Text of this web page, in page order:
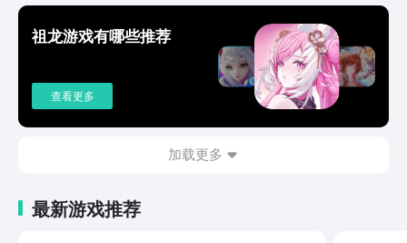
数便是玩家购买武器的货币。玩家需要通过不停的击败对
手或者赢得小局的胜利来获得点数，才可以不断的更换火
力更大的武器。除了连胜外，连败过程中同样会给玩家一
定的点数，以激励玩家打破连败。以上就是“王牌战士2下
载安装”的全部内容了。不得不说，王牌战士2还是有很多
创新的点的，但是其上线时间暂未公布，大家可以去九游
app的游戏专区里了解第一手的资讯。
祖龙游戏有哪些推荐
查看更多
加载更多
最新游戏推荐